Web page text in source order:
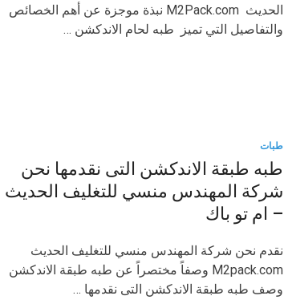
الحديث M2Pack.com نبذة موجزة عن أهم الخصائص
والتفاصيل التي تميز طبه لحام الاندكشن …
طبات
طبه طبقة الاندكشن التى نقدمها نحن
شركة المهندس منسي للتغليف الحديث
– ام تو باك
نقدم نحن شركة المهندس منسي للتغليف الحديث
M2pack.com وصفاً مختصراً عن طبه طبقة الاندكشن
وصف طبه طبقة الاندكشن التى نقدمها …